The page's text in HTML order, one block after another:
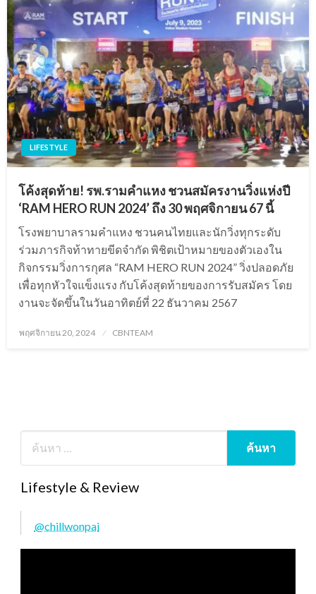
LIFESTYLE
โค้งสุดท้าย! รพ.รามคำแหง ชวนสมัครงานวิ่งแห่งปี
‘RAM HERO RUN 2024’ ถึง 30 พฤศจิกายน 67 นี้
โรงพยาบาลรามคำแหง ชวนคนไทยและนักวิ่งทุกระดับ
ร่วมภารกิจท้าทายขีดจำกัด พิชิตเป้าหมายของตัวเองใน
กิจกรรมวิ่งการกุศล “RAM HERO RUN 2024” วิ่งปลอดภัย
เพื่อทุกหัวใจแข็งแรง กับโค้งสุดท้ายของการรับสมัคร โดย
งานจะจัดขึ้นในวันอาทิตย์ที่ 22 ธันวาคม 2567
Posted
พฤศจิกายน 20, 2024 CBNTEAM
Lifestyle & Review
@chillwonpai